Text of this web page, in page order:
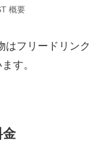
概要
はフリードリンク
す。
金